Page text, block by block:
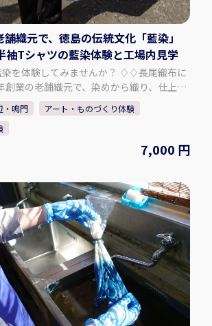
織元で、徳島の伝統文化「藍染」
袖Tシャツの藍染体験と工場内見学
してみませんか？ ♢♢長尾織布に
業の老舗織元で、染めから織り、仕上げ
で手掛けております。 主力商品である
う生地の製造に加え、藍染商品も取り扱
も天然の阿波藍染め染料で染めたしじら織
織」と称され、伝統的工芸品に指定されて
染め上げる事ができます。 ぜひ、体験・
- - - - -
す。 ・思い通りの模様や色の濃さに仕上
丁寧にレクチャーいたします。 ・出来
ち帰りいただけます。 「阿波じしら
統工芸品「阿波しじら織」の工場内をご
歴史ある木造建築や鋸屋根の見学、今で
ことができます。 【集合場所】 長
徳島県徳島市国府町和田189
・鳴門
アート・ものづくり体験
7,000 円